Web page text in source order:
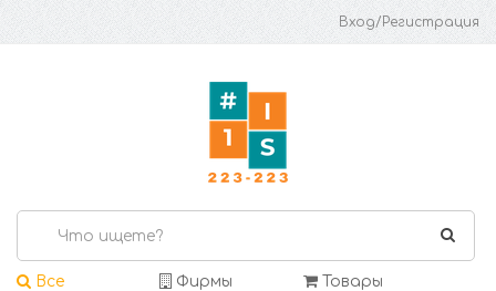
Вход/Регистрация
Все Фирмы
Товары